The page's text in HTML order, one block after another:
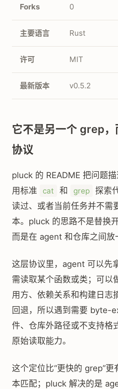
Forks 0
主要语言 Rust
许可 MIT
最新版本 v0.5.2
它不是另一个 grep
协议
pluck 的 README 把问题
用标准
cat 和 grep 探索
读过、或者当前任务并不需
本。pluck 的思路不是替换
而是在 agent 和仓库之间放
这层协议里，agent 可以先
需读取某个函数或类；可以
用方、依赖关系和构建日志
回退，所以遇到需要 byte-
件、仓库外路径或不支持格
原始读取能力。
这个定位比“更快的 grep”
本匹配；pluck 解决的是